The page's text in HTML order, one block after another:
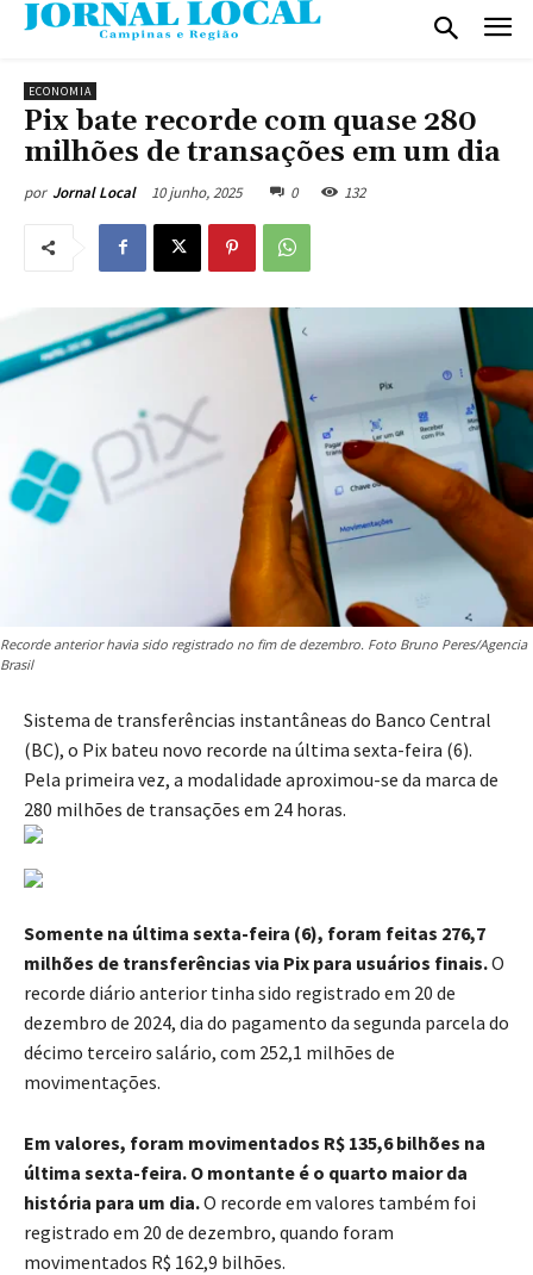
ECONOMIA
Pix bate recorde com quase 280
milhões de transações em um dia
por Jornal Local 10 junho, 2025 0 132
Recorde anterior havia sido registrado no fim de dezembro. Foto Bruno Peres/Agencia
Brasil
Sistema de transferências instantâneas do Banco Central
(BC), o Pix bateu novo recorde na última sexta-feira (6).
Pela primeira vez, a modalidade aproximou-se da marca de
280 milhões de transações em 24 horas.
Somente na última sexta-feira (6), foram feitas 276,7
milhões de transferências via Pix para usuários finais.O
recorde diário anterior tinha sido registrado em 20 de
dezembro de 2024, dia do pagamento da segunda parcela do
décimo terceiro salário, com 252,1 milhões de
movimentações.
Em valores, foram movimentados R$ 135,6 bilhões na
última sexta-feira. O montante é o quarto maior da
história para um dia.O recorde em valores também foi
registrado em 20 de dezembro, quando foram
movimentados R$ 162,9 bilhões.